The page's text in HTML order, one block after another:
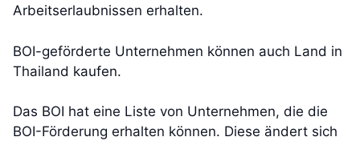
Arbeitserlaubnissen erhalten.
BOI-geförderte Unternehmen können auch Land in
Thailand kaufen.
Das BOI hat eine Liste von Unternehmen, die die
BOI-Förderung erhalten können. Diese ändert sich